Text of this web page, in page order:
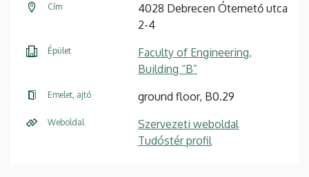
Cím
4028 Debrecen Ótemető utca
2-4
Épület
Faculty of Engineering,
Building “B”
Emelet, ajtó ground floor, B0.29
Weboldal
Szervezeti weboldal
Tudóstér profil